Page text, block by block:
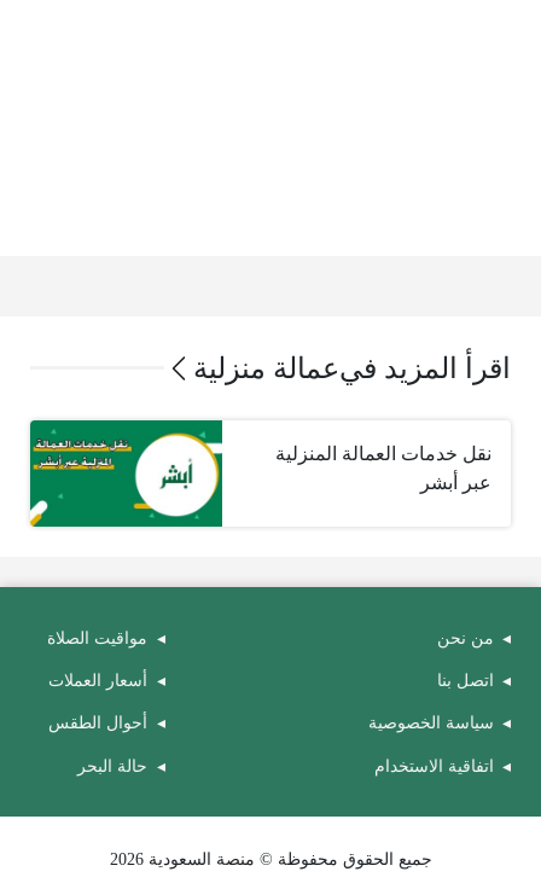
اقرأ المزيد فيعمالة منزلية
نقل خدمات العمالة المنزلية
عبر أبشر
من نحن
اتصل بنا
سياسة الخصوصية
اتفاقية الاستخدام
مواقيت الصلاة
أسعار العملات
أحوال الطقس
حالة البحر
جميع الحقوق محفوظة © منصة السعودية 2026